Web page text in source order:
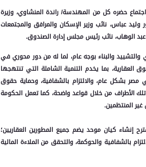
حضره كل من المهندسة/ راندة المنشاوي، وزيرة
وليد عباس، نائب وزير الإسكان والمرافق والمجتمعات
الوهاب، نائب رئيس مجلس إدارة الصندوق.
والتشييد والبناء بوجه عام، لما له من دور محوري في
بما يخدم التنمية الشاملة التي تنتهجها
بشكل عام، والالتزام بالشفافية، وحماية حقوق
تلك الأطراف من خلال قواعد واضحة، كما تعمل الحكومة
المنتظمين.
إنشاء كيان موحد يضم جميع المطورين العقاريين؛
بالشفافية والحوكمة، والتحقق من الملاءة المالية